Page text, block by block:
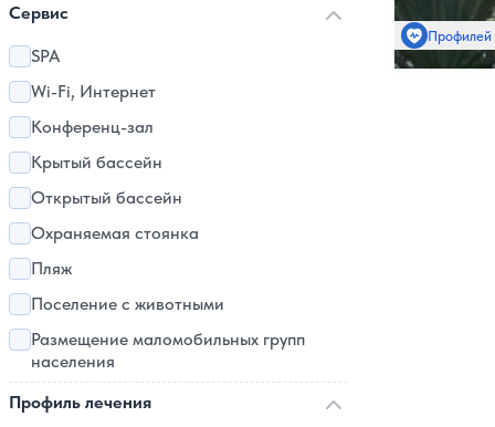
Сервис
SPA
Wi-Fi, Интернет
Конференц-зал
Крытый бассейн
Открытый бассейн
Охраняемая стоянка
Пляж
Поселение с животными
Размещение маломобильных групп
населения
Профиль лечения
Профилей